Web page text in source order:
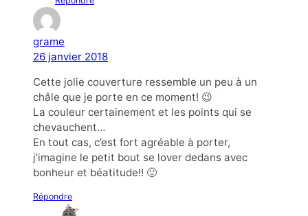
grame
26 janvier 2018
Cette jolie couverture ressemble un peu à un
châle que je porte en ce moment! 😉
La couleur certainement et les points qui se
chevauchent…
En tout cas, c’est fort agréable à porter,
j’imagine le petit bout se lover dedans avec
bonheur et béatitude!! 🙂
Répondre